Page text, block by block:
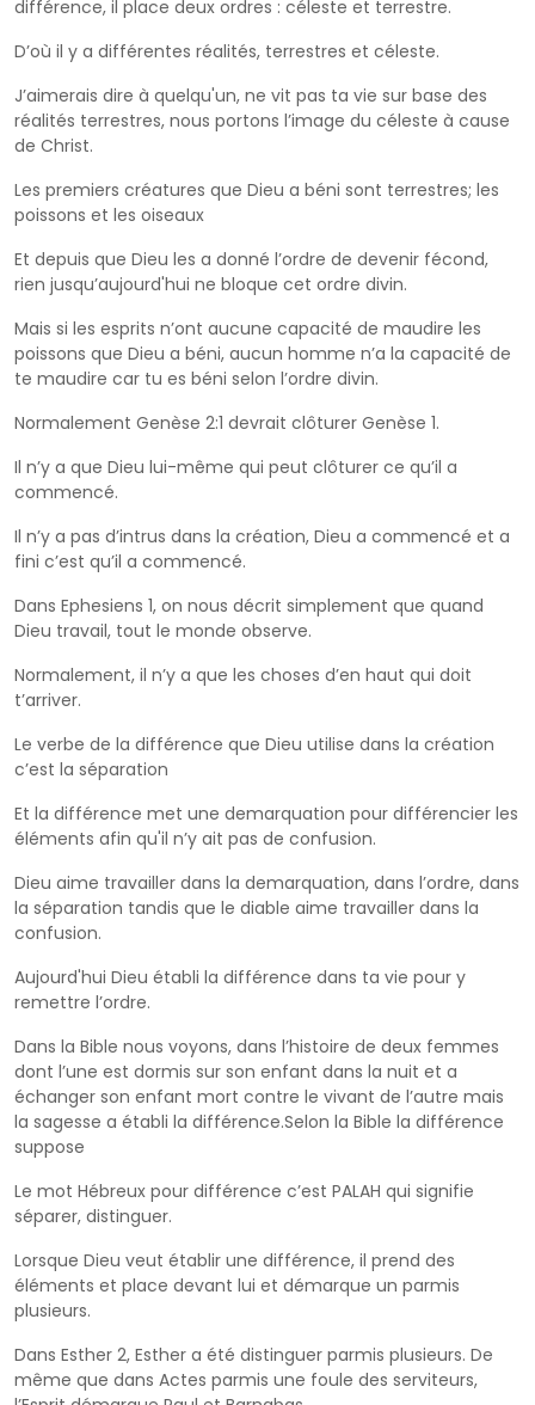
différence, il place deux ordres : céleste et terrestre.
D’où il y a différentes réalités, terrestres et céleste.
J’aimerais dire à quelqu'un, ne vit pas ta vie sur base des
réalités terrestres, nous portons l’image du céleste à cause
de Christ.
Les premiers créatures que Dieu a béni sont terrestres; les
poissons et les oiseaux
Et depuis que Dieu les a donné l’ordre de devenir fécond,
rien jusqu’aujourd'hui ne bloque cet ordre divin.
Mais si les esprits n’ont aucune capacité de maudire les
poissons que Dieu a béni, aucun homme n’a la capacité de
te maudire car tu es béni selon l’ordre divin.
Normalement Genèse 2:1 devrait clôturer Genèse 1.
Il n’y a que Dieu lui-même qui peut clôturer ce qu’il a
commencé.
Il n’y a pas d’intrus dans la création, Dieu a commencé et a
fini c’est qu’il a commencé.
Dans Ephesiens 1, on nous décrit simplement que quand
Dieu travail, tout le monde observe.
Normalement, il n’y a que les choses d’en haut qui doit
t’arriver.
Le verbe de la différence que Dieu utilise dans la création
c’est la séparation
Et la différence met une demarquation pour différencier les
éléments afin qu'il n’y ait pas de confusion.
Dieu aime travailler dans la demarquation, dans l’ordre, dans
la séparation tandis que le diable aime travailler dans la
confusion.
Aujourd'hui Dieu établi la différence dans ta vie pour y
remettre l’ordre.
Dans la Bible nous voyons, dans l’histoire de deux femmes
dont l’une est dormis sur son enfant dans la nuit et a
échanger son enfant mort contre le vivant de l’autre mais
la sagesse a établi la différence.Selon la Bible la différence
suppose
Le mot Hébreux pour différence c’est PALAH qui signifie
séparer, distinguer.
Lorsque Dieu veut établir une différence, il prend des
éléments et place devant lui et démarque un parmis
plusieurs.
Dans Esther 2, Esther a été distinguer parmis plusieurs. De
même que dans Actes parmis une foule des serviteurs,